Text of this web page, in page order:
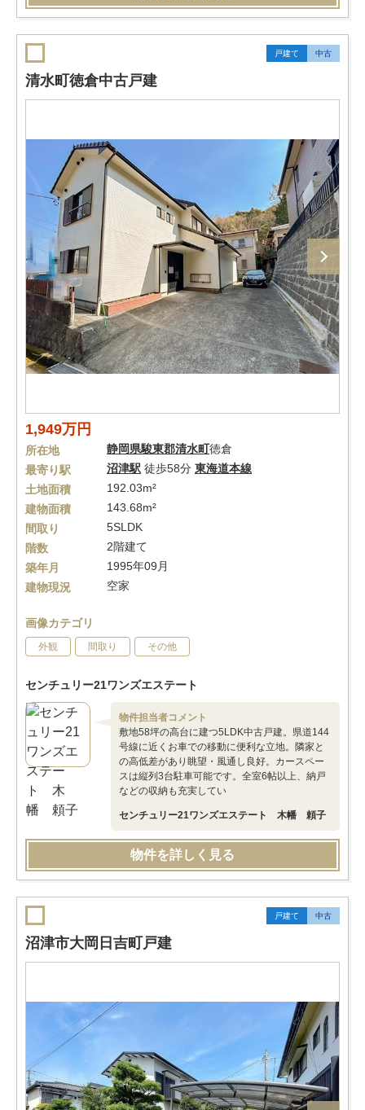
戸建て 中古
清水町徳倉中古戸建
1,949万円
所在地 静岡県駿東郡清水町徳倉
最寄り駅
沼津駅 徒歩58分 東海道本線
土地面積
192.03m²
建物面積
143.68m²
間取り
5SLDK
階数
2階建て
築年月
1995年09月
建物現況
空家
画像カテゴリ
外観 間取り その他
センチュリー21ワンズエステート
物件担当者コメント
敷地58坪の高台に建つ5LDK中古戸建。県道144
号線に近くお車での移動に便利な立地。隣家と
の高低差があり眺望・風通し良好。カースペー
スは縦列3台駐車可能です。全室6帖以上、納戸
などの収納も充実してい
センチュリー21ワンズエステート 木幡 頼子
物件を詳しく見る
戸建て 中古
沼津市大岡日吉町戸建